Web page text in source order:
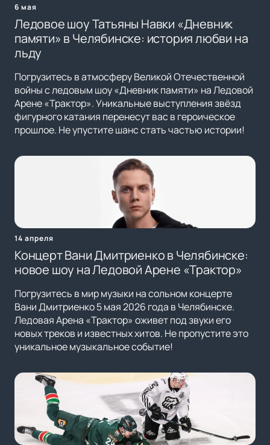
6 мая
Ледовое шоу Татьяны Навки «Дневник
памяти» в Челябинске: история любви на
льду
Погрузитесь в атмосферу Великой Отечественной
войны с ледовым шоу «Дневник памяти» на Ледовой
Арене «Трактор». Уникальные выступления звёзд
фигурного катания перенесут вас в героическое
прошлое. Не упустите шанс стать частью истории!
14 апреля
Концерт Вани Дмитриенко в Челябинске:
новое шоу на Ледовой Арене «Трактор»
Погрузитесь в мир музыки на сольном концерте
Вани Дмитриенко 5 мая 2026 года в Челябинске.
Ледовая Арена «Трактор» оживет под звуки его
новых треков и известных хитов. Не пропустите это
уникальное музыкальное событие!